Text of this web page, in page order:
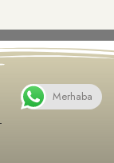
Merhaba